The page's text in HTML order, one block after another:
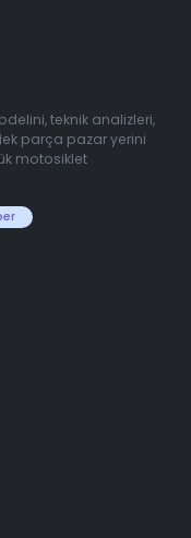
teknik analizleri,
parça pazar yerini
motosiklet